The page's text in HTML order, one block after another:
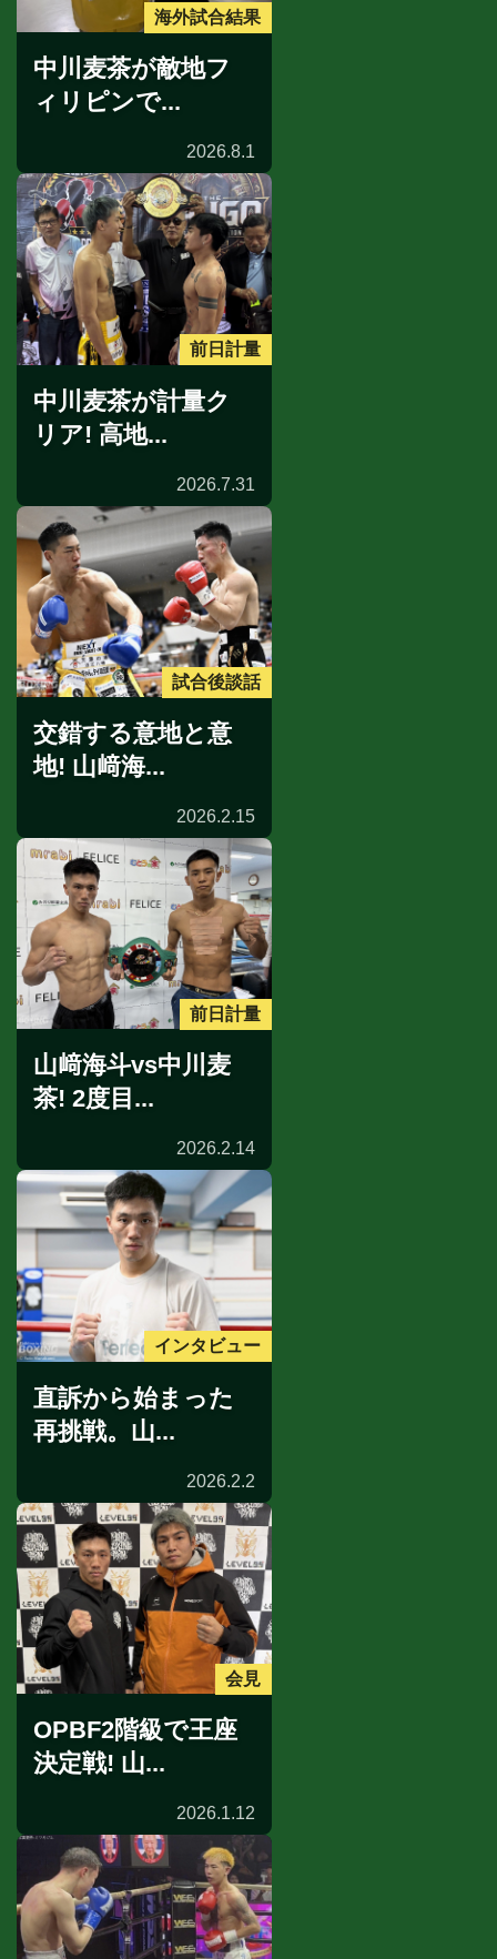
海外試合結果
中川麦茶が敵地フ
ィリピンで...
2026.8.1
前日計量
中川麦茶が計量ク
リア! 高地...
2026.7.31
試合後談話
交錯する意地と意
地! 山﨑海...
2026.2.15
前日計量
山﨑海斗vs中川麦
茶! 2度目...
2026.2.14
インタビュー
直訴から始まった
再挑戦。山...
2026.2.2
会見
OPBF2階級で王座
決定戦! 山...
2026.1.12